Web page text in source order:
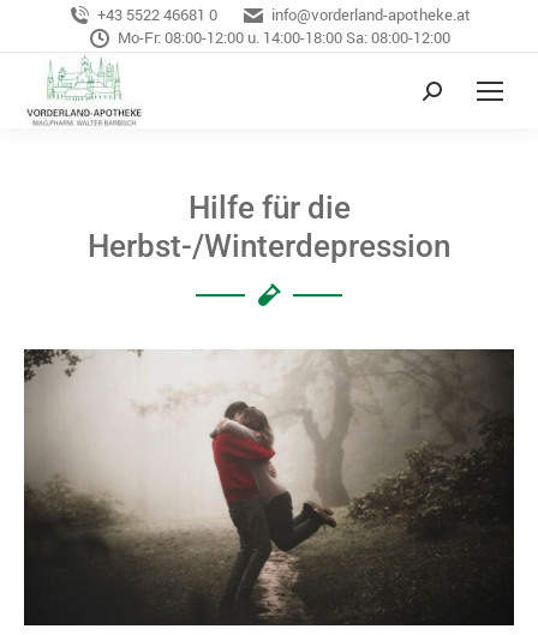
+43 5522 46681 0
info@vorderland-apotheke.at
Mo-Fr: 08:00-12:00 u. 14:00-18:00 Sa: 08:00-12:00
Hilfe für die
Herbst-/Winterdepression